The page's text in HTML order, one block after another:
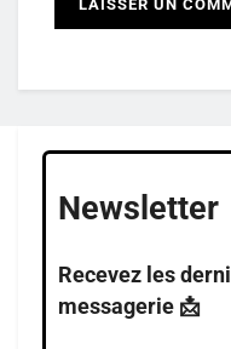
Newsletter
Recevez les
messagerie 📩